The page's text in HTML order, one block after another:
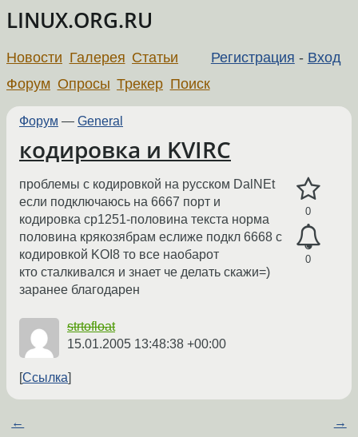
LINUX.ORG.RU
Регистрация - Вход
Новости Галерея Статьи
Форум Опросы Трекер Поиск
Форум — General
кодировка и KVIRC
0
0
проблемы с кодировкой на русском DalNEt
если подключаюсь на 6667 порт и
кодировка cp1251-половина текста норма
половина крякозябрам еслиже подкл 6668 с
кодировкой KOI8 то все наобарот
кто сталкивался и знает че делать скажи=)
заранее благодарен
strtofloat
15.01.2005 13:48:38 +00:00
Ссылка
← →